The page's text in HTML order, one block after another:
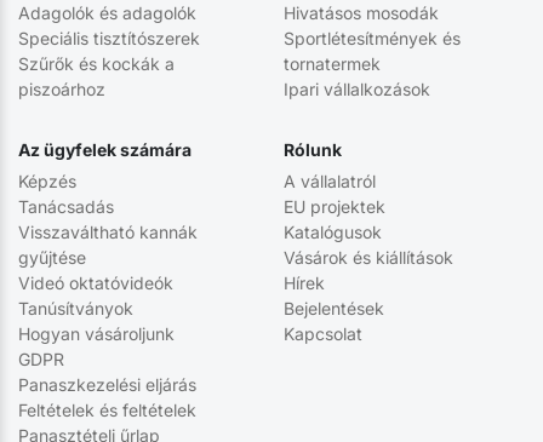
Adagolók és adagolók
Speciális tisztítószerek
Szűrők és kockák a
piszoárhoz
Hivatásos mosodák
Sportlétesítmények és
tornatermek
Ipari vállalkozások
Az ügyfelek számára
Képzés
Tanácsadás
Visszaváltható kannák
gyűjtése
Videó oktatóvideók
Tanúsítványok
Hogyan vásároljunk
GDPR
Panaszkezelési eljárás
Feltételek és feltételek
Panasztételi űrlap
Rólunk
A vállalatról
EU projektek
Katalógusok
Vásárok és kiállítások
Hírek
Bejelentések
Kapcsolat